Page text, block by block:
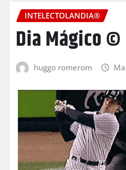
INTELECTOLANDIA®
Dia Mágico ©
huggo romerom